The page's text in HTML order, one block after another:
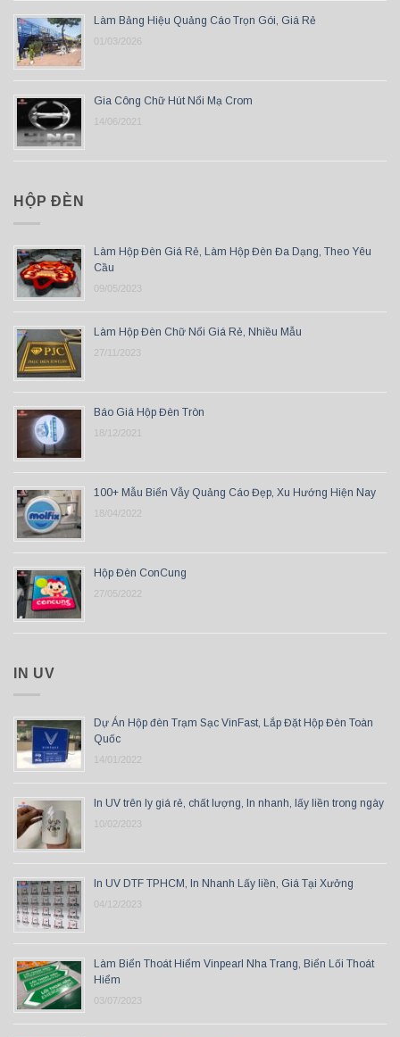
Làm Bảng Hiệu Quảng Cáo Trọn Gói, Giá Rẻ
01/03/2026
Gia Công Chữ Hút Nổi Mạ Crom
14/06/2021
HỘP ĐÈN
Làm Hộp Đèn Giá Rẻ, Làm Hộp Đèn Đa Dạng, Theo Yêu
Cầu
09/05/2023
Làm Hộp Đèn Chữ Nổi Giá Rẻ, Nhiều Mẫu
27/11/2023
Báo Giá Hộp Đèn Tròn
18/12/2021
100+ Mẫu Biển Vẫy Quảng Cáo Đẹp, Xu Hướng Hiện Nay
18/04/2022
Hộp Đèn ConCung
27/05/2022
IN UV
Dự Án Hộp đèn Trạm Sạc VinFast, Lắp Đặt Hộp Đèn Toàn
Quốc
14/01/2022
In UV trên ly giá rẻ, chất lượng, In nhanh, lấy liền trong ngày
10/02/2023
In UV DTF TPHCM, In Nhanh Lấy liền, Giá Tại Xưởng
04/12/2023
Làm Biển Thoát Hiểm Vinpearl Nha Trang, Biển Lối Thoát
Hiểm
03/07/2023